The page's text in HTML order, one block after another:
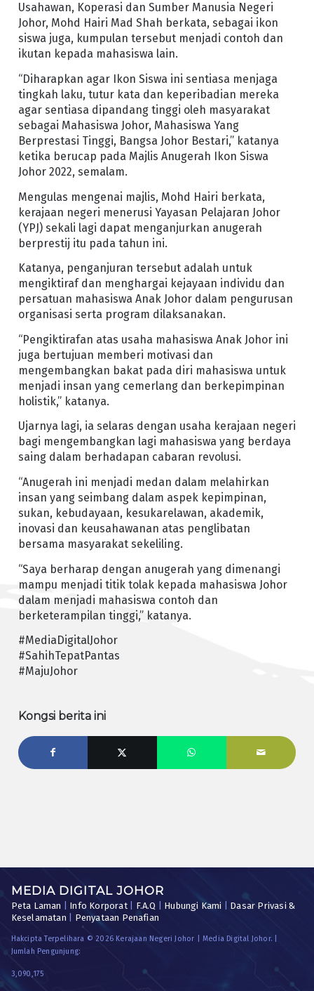
Usahawan, Koperasi dan Sumber Manusia Negeri
Johor, Mohd Hairi Mad Shah berkata, sebagai ikon
siswa juga, kumpulan tersebut menjadi contoh dan
ikutan kepada mahasiswa lain.
“Diharapkan agar Ikon Siswa ini sentiasa menjaga
tingkah laku, tutur kata dan keperibadian mereka
agar sentiasa dipandang tinggi oleh masyarakat
sebagai Mahasiswa Johor, Mahasiswa Yang
Berprestasi Tinggi, Bangsa Johor Bestari,” katanya
ketika berucap pada Majlis Anugerah Ikon Siswa
Johor 2022, semalam.
Mengulas mengenai majlis, Mohd Hairi berkata,
kerajaan negeri menerusi Yayasan Pelajaran Johor
(YPJ) sekali lagi dapat menganjurkan anugerah
berprestij itu pada tahun ini.
Katanya, penganjuran tersebut adalah untuk
mengiktiraf dan menghargai kejayaan individu dan
persatuan mahasiswa Anak Johor dalam pengurusan
organisasi serta program dilaksanakan.
“Pengiktirafan atas usaha mahasiswa Anak Johor ini
juga bertujuan memberi motivasi dan
mengembangkan bakat pada diri mahasiswa untuk
menjadi insan yang cemerlang dan berkepimpinan
holistik,” katanya.
Ujarnya lagi, ia selaras dengan usaha kerajaan negeri
bagi mengembangkan lagi mahasiswa yang berdaya
saing dalam berhadapan cabaran revolusi.
“Anugerah ini menjadi medan dalam melahirkan
insan yang seimbang dalam aspek kepimpinan,
sukan, kebudayaan, kesukarelawan, akademik,
inovasi dan keusahawanan atas penglibatan
bersama masyarakat sekeliling.
“Saya berharap dengan anugerah yang dimenangi
mampu menjadi titik tolak kepada mahasiswa Johor
dalam menjadi mahasiswa contoh dan
berketerampilan tinggi,” katanya.
#MediaDigitalJohor
#SahihTepatPantas
#MajuJohor
Kongsi berita ini
MEDIA DIGITAL JOHOR
Peta Laman Info Korporat| F.A.Q Hubungi Kami
Dasar Privasi &
Keselamatan
Penyataan Penafian
Hakcipta Terpelihara © 2026 Kerajaan Negeri Johor | Media Digital Johor. |
Jumlah Pengunjung:
3,090,175